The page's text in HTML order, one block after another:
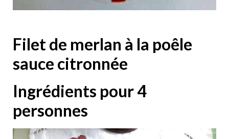
Filet de merlan à la poêle
sauce citronnée
Ingrédients pour 4
personnes